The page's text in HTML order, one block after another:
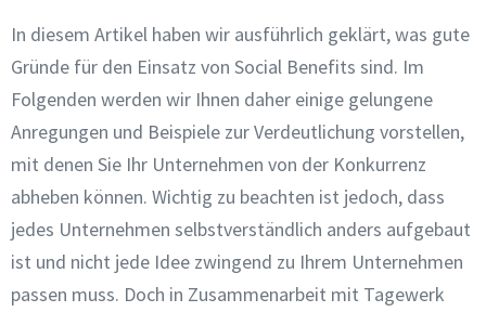
In diesem Artikel haben wir ausführlich geklärt, was gute
Gründe für den Einsatz von Social Benefits sind. Im
Folgenden werden wir Ihnen daher einige gelungene
Anregungen und Beispiele zur Verdeutlichung vorstellen,
mit denen Sie Ihr Unternehmen von der Konkurrenz
abheben können. Wichtig zu beachten ist jedoch, dass
jedes Unternehmen selbstverständlich anders aufgebaut
ist und nicht jede Idee zwingend zu Ihrem Unternehmen
passen muss. Doch in Zusammenarbeit mit Tagewerk